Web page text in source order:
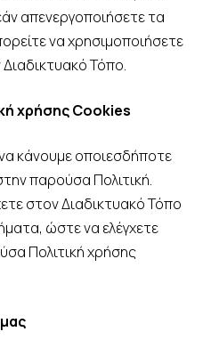
απενεργοποιήσετε τα
να χρησιμοποιήσετε
Τόπο.
χρήσης Cookies
κάνουμε οποιεσδήποτε
παρούσα Πολιτική.
στον Διαδικτυακό Τόπο
ώστε να ελέγχετε
Πολιτική χρήσης